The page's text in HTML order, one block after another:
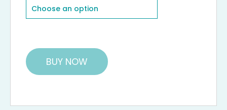
BUY NOW